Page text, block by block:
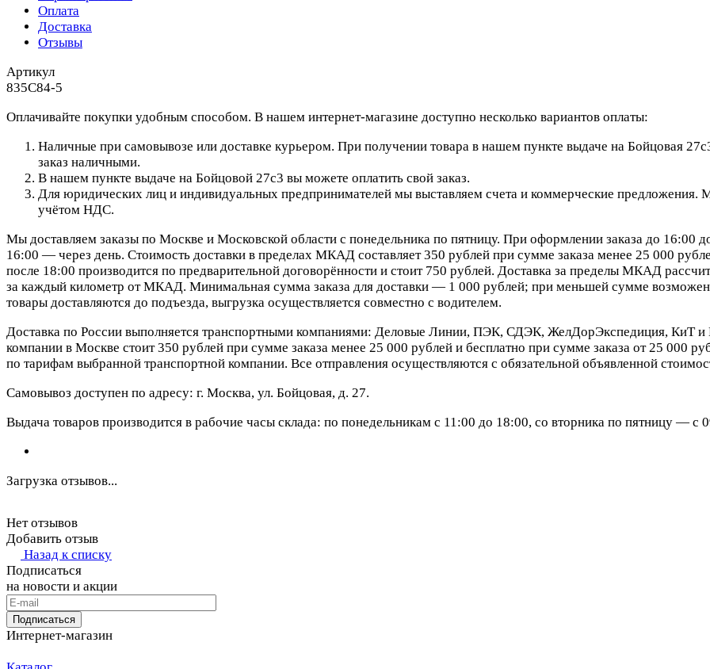
Оплата
Доставка
Отзывы
Артикул
835C84-5
Оплачивайте покупки удобным способом. В нашем интернет-магазине доступно несколько вариантов оплаты:
Наличные при самовывозе или доставке курьером. При получении товара в нашем пункте выдаче на Бойцовая
заказ наличными.
В нашем пункте выдаче на Бойцовой 27с3 вы можете оплатить свой заказ.
Для юридических лиц и индивидуальных предпринимателей мы выставляем счета и коммерческие предложения.
учётом НДС.
Мы доставляем заказы по Москве и Московской области с понедельника по пятницу. При оформлении заказа до 16:00
16:00 — через день. Стоимость доставки в пределах МКАД составляет 350 рублей при сумме заказа менее 25 000
после 18:00 производится по предварительной договорённости и стоит 750 рублей. Доставка за пределы МКАД
за каждый километр от МКАД. Минимальная сумма заказа для доставки — 1 000 рублей; при меньшей сумме возможен
товары доставляются до подъезда, выгрузка осуществляется совместно с водителем.
Доставка по России выполняется транспортными компаниями: Деловые Линии, ПЭК, СДЭК, ЖелДорЭкспедиция, КиТ и
компании в Москве стоит 350 рублей при сумме заказа менее 25 000 рублей и бесплатно при сумме заказа от 25 000
по тарифам выбранной транспортной компании. Все отправления осуществляются с обязательной объявленной
Самовывоз доступен по адресу: г. Москва, ул. Бойцовая, д. 27.
Выдача товаров производится в рабочие часы склада: по понедельникам с 11:00 до 18:00, со вторника по пятницу —
Загрузка отзывов...
Нет отзывов
Добавить отзыв
Назад к списку
Подписаться
на новости и акции
Подписаться
Интернет-магазин